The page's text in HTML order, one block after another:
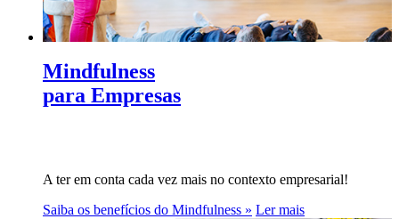
Mindfulness
para Empresas
A ter em conta cada vez mais no contexto empresarial!
Saiba os benefícios do Mindfulness » Ler mais